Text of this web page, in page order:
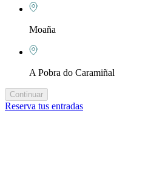
Moaña
A Pobra do Caramiñal
Continuar
Reserva tus entradas